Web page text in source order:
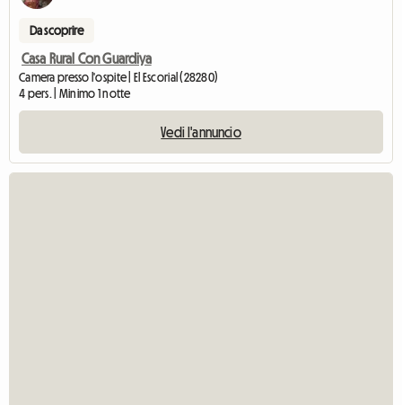
Da scoprire
Casa Rural Con Guardiya
Camera presso l'ospite | El Escorial (28280)
4 pers. | Minimo 1 notte
Vedi l'annuncio